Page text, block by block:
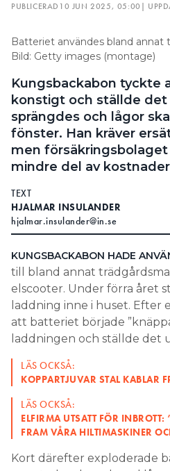
PUBLICERAD 10 JUN 2025, 05:00 |
Batteriet användes bland annat
Bild: Getty images (montage)
Kungsbackabon
konstigt och ställde
sprängdes och lågor
fönster. Han kräver
men
mindre del av
TEXT
HJALMAR INSULANDER
hjalmar.insulander@in.se
KUNGSBACKABON HADE
till bland annat
elscooter. Under förra året
laddning inne i huset. Efter
att batteriet började
laddningen och ställde det
LÄS OCKSÅ:
KOPPARTJUVAR STAL KABLAR
LÄS OCKSÅ:
ELFIRMA UTSATT FÖR
FRAM VÅRA HILTIMASKINER
Kort därefter exploderade